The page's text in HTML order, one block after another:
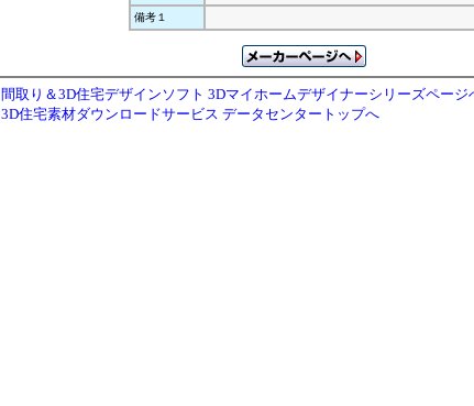
備考１
間取り＆3D住宅デザインソフト 3Dマイホームデザイナーシリーズページ
3D住宅素材ダウンロードサービス データセンタートップへ